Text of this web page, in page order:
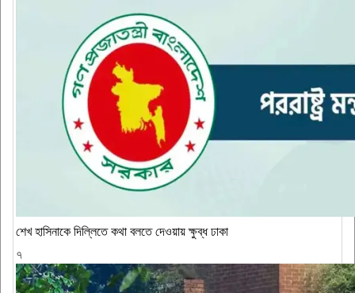
শেখ হাসিনাকে দিল্লিতে কথা বলতে দেওয়ায় ক্ষুব্ধ ঢাকা
৭